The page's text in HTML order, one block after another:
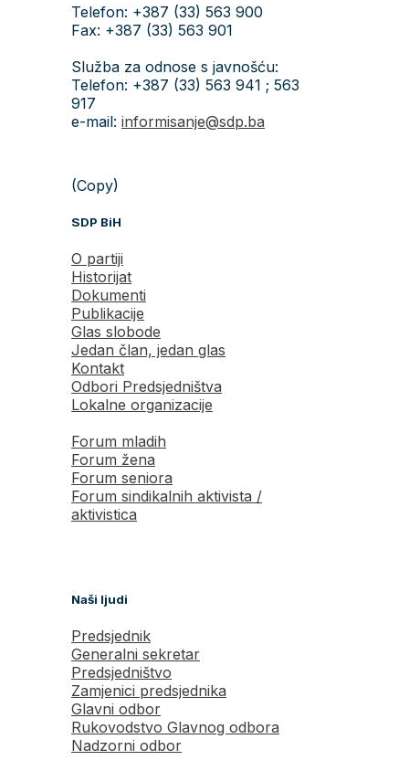
Telefon: +387 (33) 563 900
Fax: +387 (33) 563 901
Služba za odnose s javnošću:
Telefon: +387 (33) 563 941 ; 563
917
e-mail: informisanje@sdp.ba
(Copy)
SDP BiH
O partiji
Historijat
Dokumenti
Publikacije
Glas slobode
Jedan član, jedan glas
Kontakt
Odbori Predsjedništva
Lokalne organizacije
Forum mladih
Forum žena
Forum seniora
Forum sindikalnih aktivista /
aktivistica
Naši ljudi
Predsjednik
Generalni sekretar
Predsjedništvo
Zamjenici predsjednika
Glavni odbor
Rukovodstvo Glavnog odbora
Nadzorni odbor